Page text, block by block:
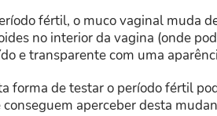
fértil, o muco vaginal muda
no interior da vagina (onde
e transparente com uma
forma de testar o período fértil
aperceber desta